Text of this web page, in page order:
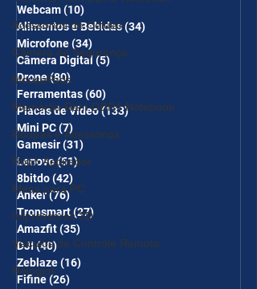
Acessórios de Celular
Câmera de Segurança
MousePads
Memórtia Ram DDR4 Notebook
Roupas e Acessórios
Robô Aspirador
Mesa para PC
Impressoras 3D
Veículos de Controle Remoto
Relógios
Webcam(10)
Alimentos e Bebidas(34)
Microfone(34)
Câmera Digital (5)5 posts
Drone(80)
Ferramentas(60)
Placas de Vídeo(133)133 posts
Mini PC(7) 7 posts
Gamesir(31)
Lenovo(51)51 posts
8bitdo(42)
Anker(76)76 posts
Tronsmart(27)
Amazfit(35)
DJI (40)40 posts
Zeblaze(16)
Fifine(26)